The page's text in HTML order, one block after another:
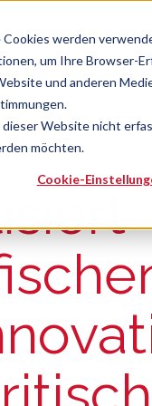
werden
um Ihre Browser-
und anderen
Website nicht
möchten.
Cookie-
leer ist.